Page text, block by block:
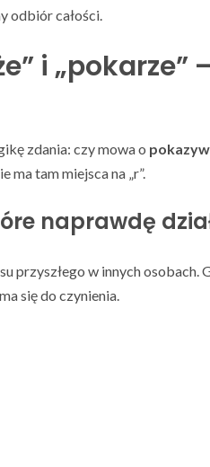
odbiór całości.
i „pokarze”
zdania: czy mowa o
ma tam miejsca na „r”.
naprawdę
przyszłego w innych osobach.
się do czynienia.